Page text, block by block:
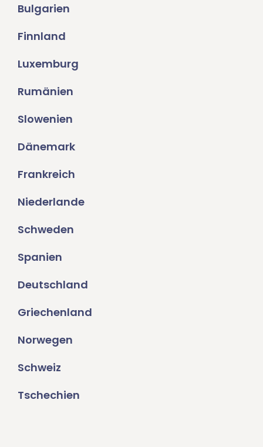
Bulgarien
Finnland
Luxemburg
Rumänien
Slowenien
Dänemark
Frankreich
Niederlande
Schweden
Spanien
Deutschland
Griechenland
Norwegen
Schweiz
Tschechien